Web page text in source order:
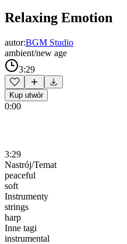
Relaxing Emotion
autor:BGM Studio
ambient/new age
3:29
Kup utwór
0:00
3:29
Nastrój/Temat
peaceful
soft
Instrumenty
strings
harp
Inne tagi
instrumental